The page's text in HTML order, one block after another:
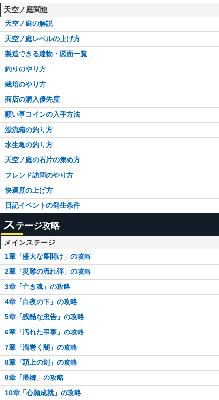
天空ノ庭関連
天空ノ庭の解説
天空ノ庭レベルの上げ方
製造できる建物・図面一覧
釣りのやり方
栽培のやり方
商店の購入優先度
願い事コインの入手方法
漂流箱の釣り方
水生亀の釣り方
天空ノ庭の石片の集め方
フレンド訪問のやり方
快適度の上げ方
日記イベントの発生条件
ス テージ攻略
メインステージ
1章「盛大な幕開け」の攻略
2章「災難の流れ弾」の攻略
3章「亡き魂」の攻略
4章「白夜の下」の攻略
5章「残酷な忠告」の攻略
6章「汚れた弔事」の攻略
7章「渦巻く闇」の攻略
8章「頭上の剣」の攻略
9章「帰郷」の攻略
10章「心願成就」の攻略